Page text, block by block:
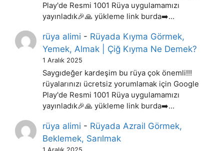
Play'de Resmi 1001 Rüya uygulamamızı
yayınladık🎉🙏 yükleme link burda➡️…
rüya alimi - Rüyada Kıyma Görmek,
Yemek, Almak | Çiğ Kıyma Ne Demek?
1 Aralık 2025
Saygıdeğer kardeşim bu rüya çok önemli!!!
rüyalarınızı ücretsiz yorumlamak için Google
Play'de Resmi 1001 Rüya uygulamamızı
yayınladık🎉🙏 yükleme link burda➡️…
rüya alimi - Rüyada Azrail Görmek,
Beklemek, Sarılmak